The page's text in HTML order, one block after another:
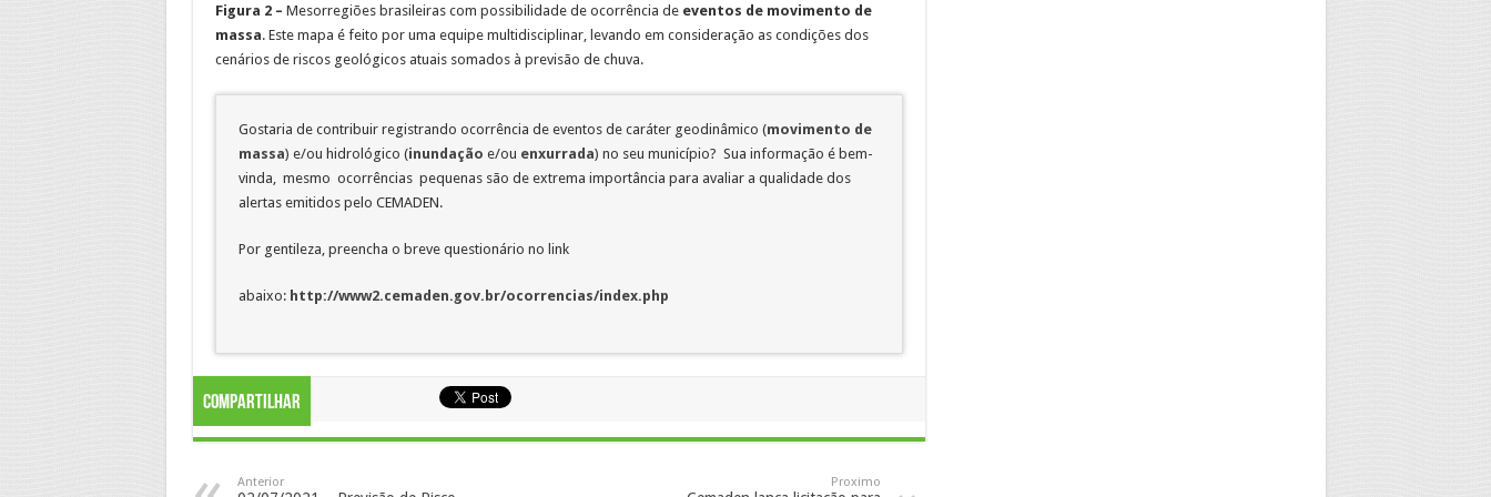
Figura 2 – Mesorregiões brasileiras com possibilidade de ocorrência de eventos de movimento de
massa. Este mapa é feito por uma equipe multidisciplinar, levando em consideração as condições dos
cenários de riscos geológicos atuais somados à previsão de chuva.
Gostaria de contribuir registrando ocorrência de eventos de caráter geodinâmico (movimento de
massa) e/ou hidrológico (inundação e/ou enxurrada) no seu município? Sua informação é bem-
vinda, mesmo ocorrências pequenas são de extrema importância para avaliar a qualidade dos
alertas emitidos pelo CEMADEN.
Por gentileza, preencha o breve questionário no link
abaixo: http://www2.cemaden.gov.br/ocorrencias/index.php
Compartilhar
Anterior Proximo